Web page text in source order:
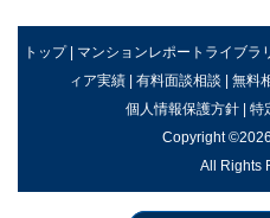
トップ| マンションレポートライブラ
ィア実績| 有料面談相談 | 無料
個人情報保護方針| 特
Copyright
All Rights